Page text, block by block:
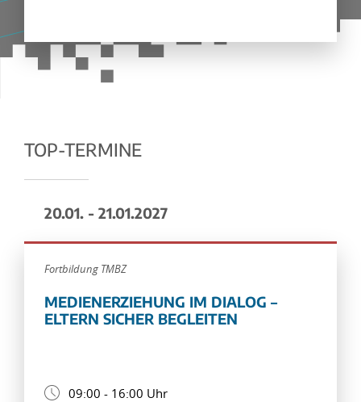
TOP-TERMINE
20.01. - 21.01.2027
Fortbildung TMBZ
MEDIENERZIEHUNG IM DIALOG –
ELTERN SICHER BEGLEITEN
09:00 - 16:00 Uhr